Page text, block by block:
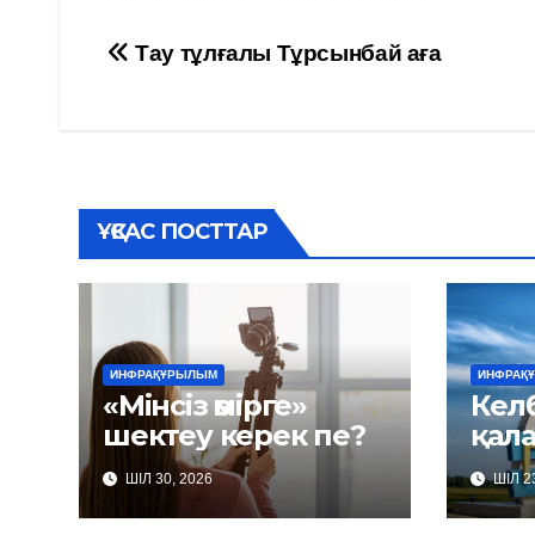
Навигация
Тау тұлғалы Тұрсынбай аға
ҰҚСАС ПОСТТАР
ИНФРАҚҰРЫЛЫМ
«Мінсіз өмірге»
шектеу керек пе?
ШІЛ 30, 2026 ШІЛ